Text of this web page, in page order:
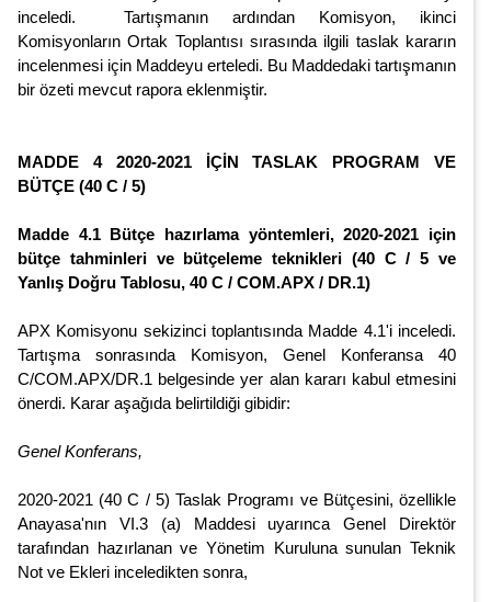
inceledi. Tartışmanın ardından Komisyon, ikinci
Komisyonların Ortak Toplantısı sırasında ilgili taslak kararın
incelenmesi için Maddeyu erteledi. Bu Maddedaki tartışmanın
bir özeti mevcut rapora eklenmiştir.
MADDE 4 2020-2021 İÇİN TASLAK PROGRAM VE
BÜTÇE (40 C / 5)
Madde 4.1 Bütçe hazırlama yöntemleri, 2020-2021 için
bütçe tahminleri ve bütçeleme teknikleri (40 C / 5 ve
Yanlış Doğru Tablosu, 40 C / COM.APX / DR.1)
APX Komisyonu sekizinci toplantısında Madde 4.1'i inceledi.
Tartışma sonrasında Komisyon, Genel Konferansa 40
C/COM.APX/DR.1 belgesinde yer alan kararı kabul etmesini
önerdi. Karar aşağıda belirtildiği gibidir:
Genel Konferans,
2020-2021 (40 C / 5) Taslak Programı ve Bütçesini, özellikle
Anayasa'nın VI.3 (a) Maddesi uyarınca Genel Direktör
tarafından hazırlanan ve Yönetim Kuruluna sunulan Teknik
Not ve Ekleri inceledikten sonra,